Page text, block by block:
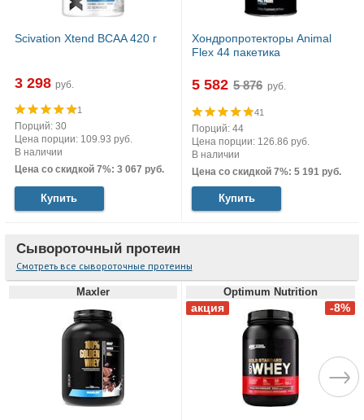
Scivation Xtend BCAA 420 г
3 298 руб.
1
Порций: 30
Цена порции: 109.93 руб.
В наличии
Цена со скидкой 7%: 3 067 руб.
Купить
Хондропротекторы Animal
Flex 44 пакетика
5 582 руб.
41
Порций: 44
Цена порции: 126.86 руб.
В наличии
Цена со скидкой 7%: 5 191 руб.
Купить
Сывороточный протеин
Смотреть все сывороточные протеины
Maxler Optimum Nutrition